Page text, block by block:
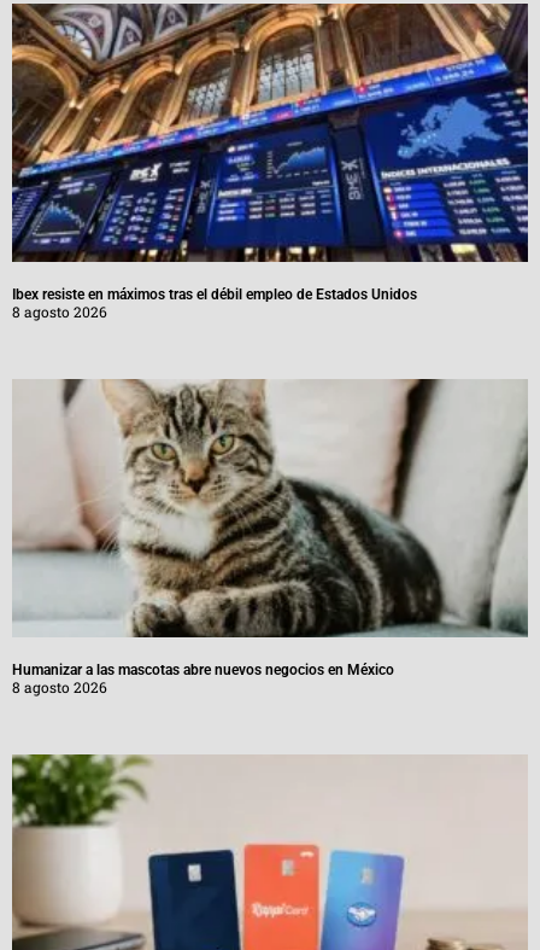
Ibex resiste en máximos tras el débil empleo de Estados Unidos
8 agosto 2026
Humanizar a las mascotas abre nuevos negocios en México
8 agosto 2026